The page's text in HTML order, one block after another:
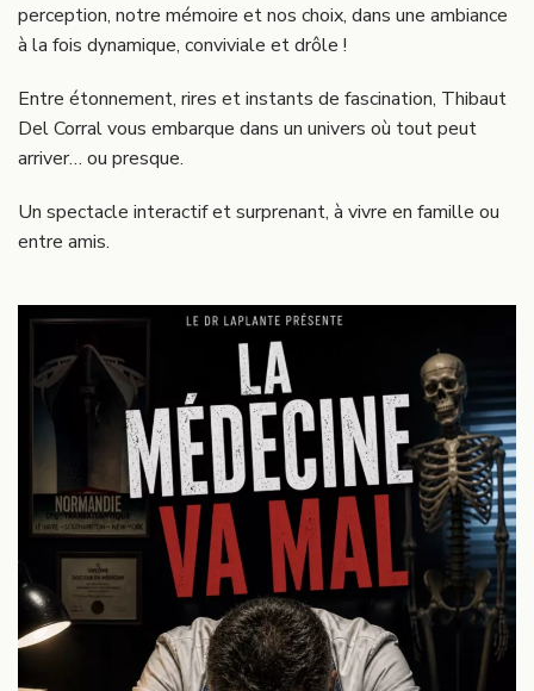
perception, notre mémoire et nos choix, dans une ambiance
à la fois dynamique, conviviale et drôle !
Entre étonnement, rires et instants de fascination, Thibaut
Del Corral vous embarque dans un univers où tout peut
arriver… ou presque.
Un spectacle interactif et surprenant, à vivre en famille ou
entre amis.